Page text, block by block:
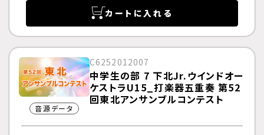
カートに入れる
音源データ
C6252012007
中学生の部 7 下北Jr.ウインドオー
ケストラU15_打楽器五重奏 第52
回東北アンサンブルコンテスト